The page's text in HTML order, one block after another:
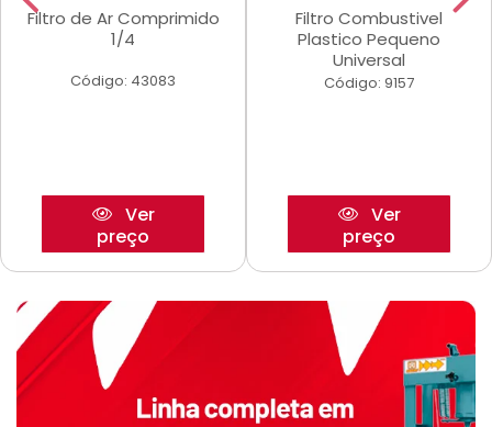
Filtro de Ar Comprimido
1/4
Código: 43083
Ver
preço
Filtro Combustivel
Plastico Pequeno
Universal
Código: 9157
Ver
preço